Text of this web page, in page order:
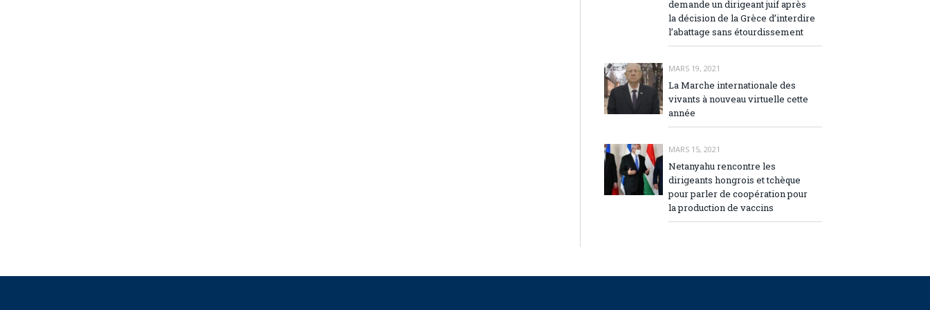
demande un dirigeant juif après
la décision de la Grèce d’interdire
l’abattage sans étourdissement
MARS 19, 2021
La Marche internationale des
vivants à nouveau virtuelle cette
année
MARS 15, 2021
Netanyahu rencontre les
dirigeants hongrois et tchèque
pour parler de coopération pour
la production de vaccins